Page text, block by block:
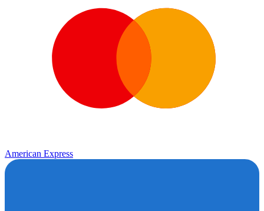
American Express